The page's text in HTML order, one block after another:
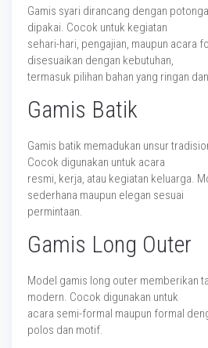
Gamis syari dirancang dengan
dipakai. Cocok untuk kegiatan
sehari-hari, pengajian, maupun acara
disesuaikan dengan kebutuhan,
termasuk pilihan bahan yang ringan
Gamis Batik
Gamis batik memadukan unsur
Cocok digunakan untuk acara
resmi, kerja, atau kegiatan keluarga.
sederhana maupun elegan sesuai
permintaan.
Gamis Long Outer
Model gamis long outer memberikan
modern. Cocok digunakan untuk
acara semi-formal maupun formal
polos dan motif.